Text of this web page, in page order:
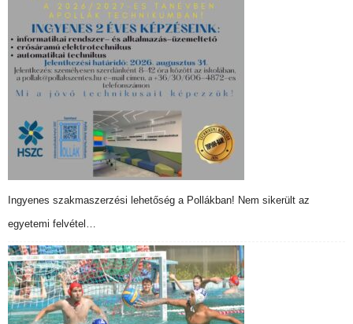
Ingyenes szakmaszerzési lehetőség a Pollákban! Nem sikerült az
egyetemi felvétel…